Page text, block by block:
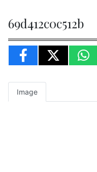
69d412c0c512b
Image